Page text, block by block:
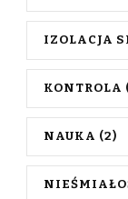
IZOLACJA
KONTROLA
NAUKA (2)